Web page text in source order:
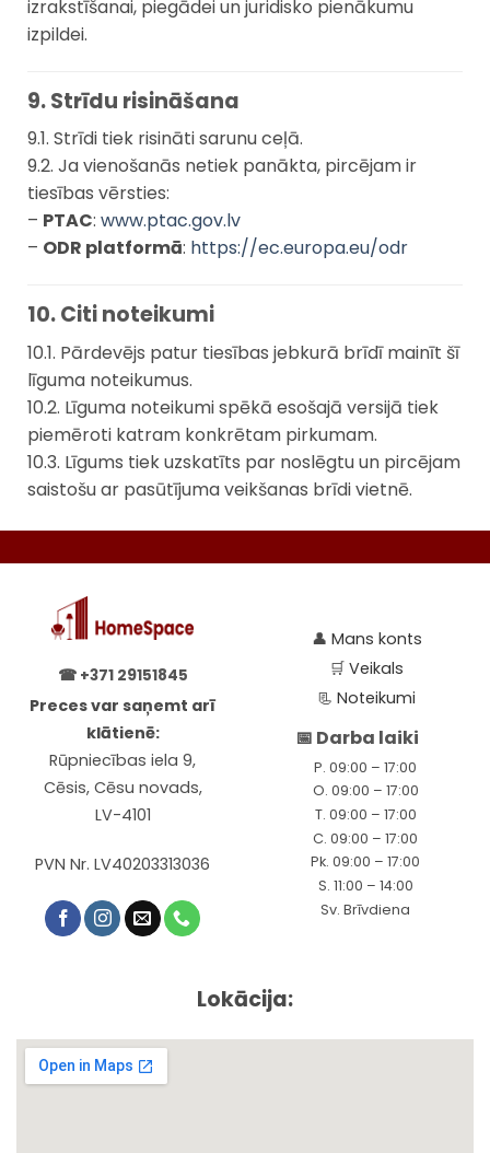
izrakstīšanai, piegādei un juridisko pienākumu
izpildei.
9. Strīdu risināšana
9.1. Strīdi tiek risināti sarunu ceļā.
9.2. Ja vienošanās netiek panākta, pircējam ir
tiesības vērsties:
– PTAC: www.ptac.gov.lv
– ODR platformā: https://ec.europa.eu/odr
10. Citi noteikumi
10.1. Pārdevējs patur tiesības jebkurā brīdī mainīt šī
līguma noteikumus.
10.2. Līguma noteikumi spēkā esošajā versijā tiek
piemēroti katram konkrētam pirkumam.
10.3. Līgums tiek uzskatīts par noslēgtu un pircējam
saistošu ar pasūtījuma veikšanas brīdi vietnē.
☎ +371 29151845
Preces var saņemt arī
klātienē:
Rūpniecības iela 9,
Cēsis, Cēsu novads,
LV-4101
PVN Nr. LV40203313036
👤 Mans konts
🛒Veikals
📃Noteikumi
📅 Darba laiki
P. 09:00 – 17:00
O. 09:00 – 17:00
T. 09:00 – 17:00
C. 09:00 – 17:00
Pk. 09:00 – 17:00
S. 11:00 – 14:00
Sv. Brīvdiena
Lokācija: